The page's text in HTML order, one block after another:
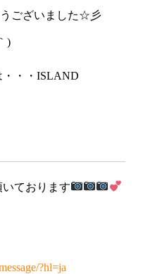
ございました☆彡
)
・・・ISLAND
ております
?hl=ja